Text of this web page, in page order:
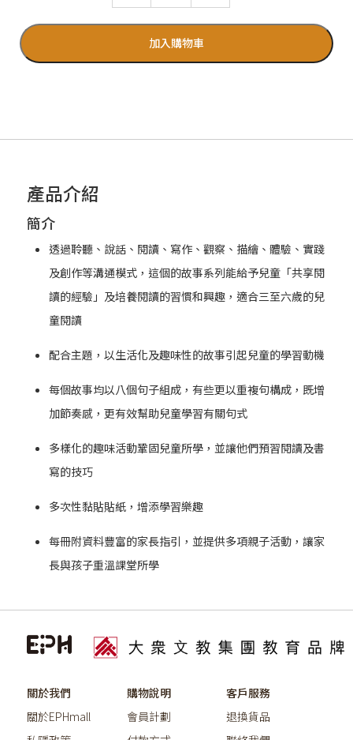
加入購物車
產品介紹
簡介
透過聆聽、說話、閱讀、寫作、觀察、描繪、體驗、實踐
及創作等溝通模式，這個的故事系列能給予兒童「共享閱
讀的經驗」及培養閱讀的習慣和興趣，適合三至六歲的兒
童閱讀
配合主題，以生活化及趣味性的故事引起兒童的學習動機
每個故事均以八個句子組成，有些更以重複句構成，既增
加節奏感，更有效幫助兒童學習有關句式
多樣化的趣味活動鞏固兒童所學，並讓他們預習閱讀及書
寫的技巧
多次性黏貼貼紙，增添學習樂趣
每冊附資料豐富的家長指引，並提供多項親子活動，讓家
長與孩子重溫課堂所學
關於我們
關於EPHmall
購物說明
會員計劃
客戶服務
退換貨品